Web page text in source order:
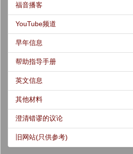
福音播客
YouTube频道
早年信息
帮助指导手册
英文信息
其他材料
澄清错谬的议论
旧网站(只供参考)